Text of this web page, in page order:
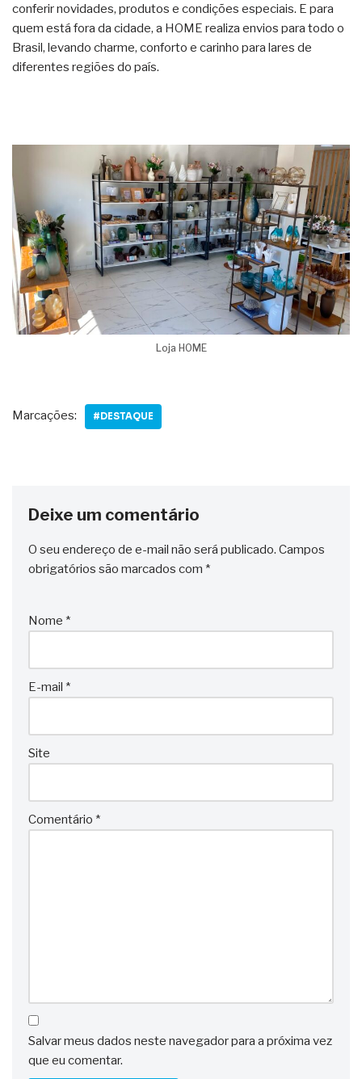
conferir novidades, produtos e condições especiais. E para
quem está fora da cidade, a HOME realiza envios para todo o
Brasil, levando charme, conforto e carinho para lares de
diferentes regiões do país.
Loja HOME
Marcações: #DESTAQUE
Deixe um comentário
O seu endereço de e-mail não será publicado. Campos
obrigatórios são marcados com *
Nome *
E-mail *
Site
Comentário *
Salvar meus dados neste navegador para a próxima vez
que eu comentar.